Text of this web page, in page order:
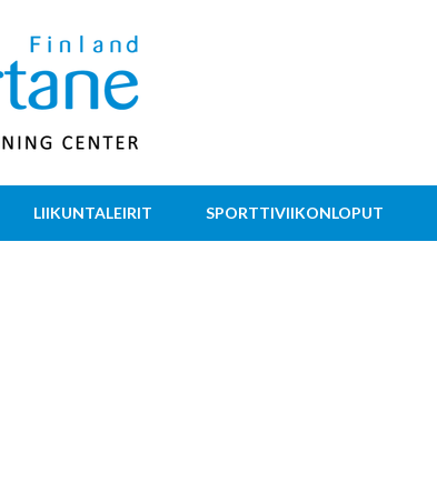
LIIKUNTALEIRIT SPORTTIVIIKONLOPUT